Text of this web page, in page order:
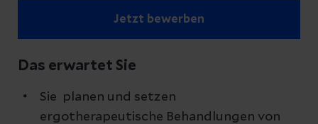
Jetzt bewerben
Das erwartet Sie
Sie planen und setzen
ergotherapeutische Behandlungen von